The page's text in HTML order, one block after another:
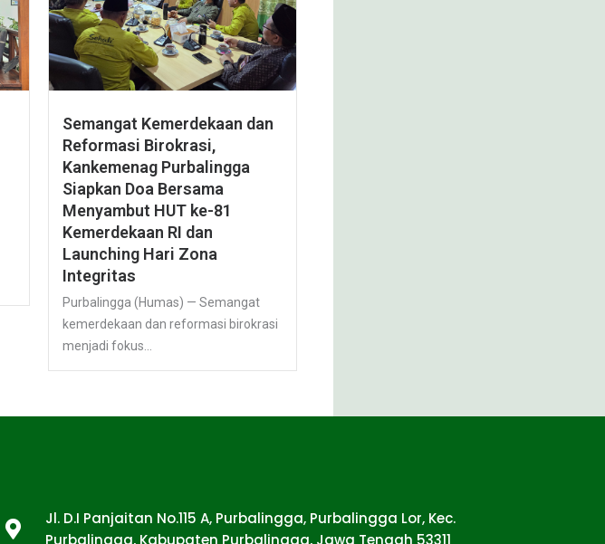
Semangat Kemerdekaan dan
Reformasi Birokrasi,
Kankemenag Purbalingga
Siapkan Doa Bersama
Menyambut HUT ke-81
Kemerdekaan RI dan
Launching Hari Zona
Integritas
Purbalingga (Humas) — Semangat
kemerdekaan dan reformasi birokrasi
menjadi fokus...
Jl. D.I Panjaitan No.115 A, Purbalingga, Purbalingga Lor, Kec.
Purbalingga, Kabupaten Purbalingga, Jawa Tengah 53311